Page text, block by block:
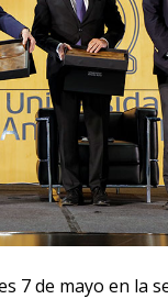
7 de mayo en la